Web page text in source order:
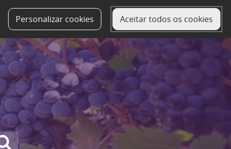
Personalizar cookies Aceitar todos os cookies